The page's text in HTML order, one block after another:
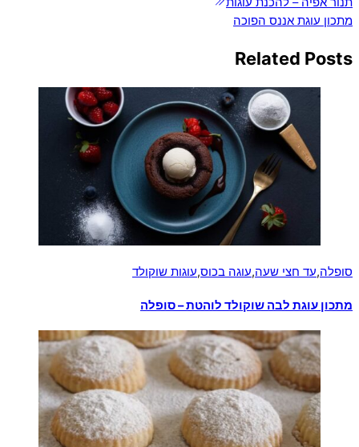
מתכון עוגת אננס הפוכה
Related Posts
סופלה,עד חצי שעה,עוגה בכוס,עוגות שוקולד
מתכון עוגת לבה שוקולד לוהטת – סופלה